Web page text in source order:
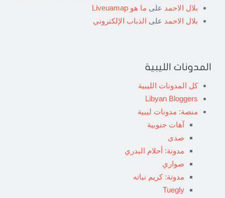
بلال الاحمد على ما هو Liveuamap
بلال الاحمد على الذباب الإلكتروني
المدونات الليبية
كل المدونات الليبية
Libyan Bloggers
منصة: مدونات ليبية
آهات جنوبية
صدى
مدونة: أحلام البدري
صواري
مدونة: كريم نباته
Tuegly